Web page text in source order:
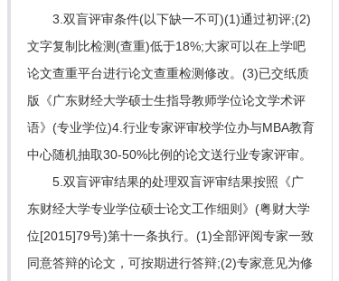
3.双盲评审条件(以下缺一不可)(1)通过初评;(2)
文字复制比检测(查重)低于18%;大家可以在上学吧
论文查重平台进行论文查重检测修改。(3)已交纸质
版《广东财经大学硕士生指导教师学位论文学术评
语》(专业学位)4.行业专家评审校学位办与MBA教育
中心随机抽取30-50%比例的论文送行业专家评审。
5.双盲评审结果的处理双盲评审结果按照《广
东财经大学专业学位硕士论文工作细则》(粤财大学
位[2015]79号)第十一条执行。(1)全部评阅专家一致
同意答辩的论文，可按期进行答辩;(2)专家意见为修